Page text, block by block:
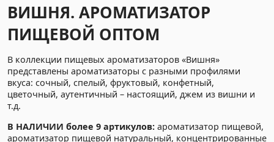
ВИШНЯ. АРОМАТИЗАТОР
ПИЩЕВОЙ ОПТОМ
В коллекции пищевых ароматизаторов «Вишня»
представлены ароматизаторы с разными профилями
вкуса: сочный, спелый, фруктовый, конфетный,
цветочный, аутентичный – настоящий, джем из вишни и
т.д.
В НАЛИЧИИ более 9 артикулов: ароматизатор пищевой,
ароматизатор пищевой натуральный, концентрированные